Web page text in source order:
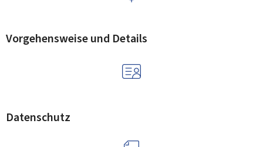
Vorgehensweise und Details
Datenschutz